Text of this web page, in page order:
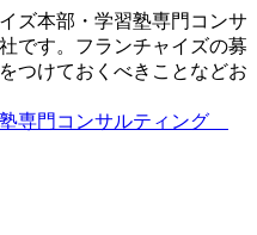
ズ本部・学習塾専門コンサ
です。フランチャイズの募
つけておくべきことなどお
専門コンサルティング